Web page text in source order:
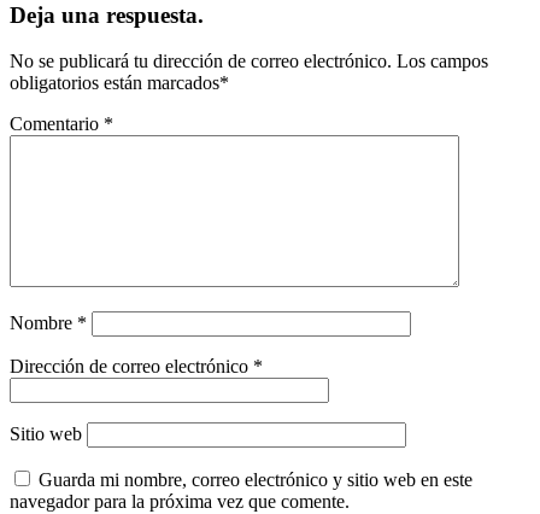
Deja una respuesta.
No se publicará tu dirección de correo electrónico. Los campos
obligatorios están marcados*
Comentario *
Nombre *
Dirección de correo electrónico *
Sitio web
Guarda mi nombre, correo electrónico y sitio web en este
navegador para la próxima vez que comente.